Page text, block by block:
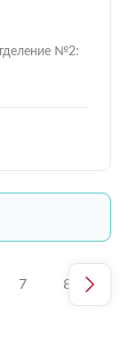
№2:
7 8